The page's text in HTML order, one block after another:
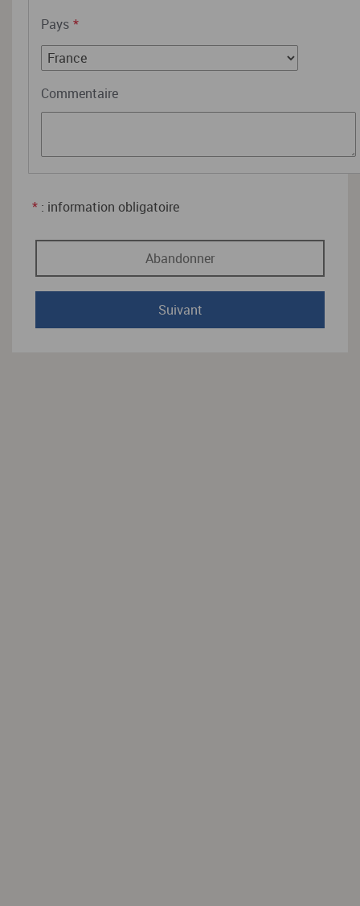
Pays *
Commentaire
* : information obligatoire
Abandonner
Suivant